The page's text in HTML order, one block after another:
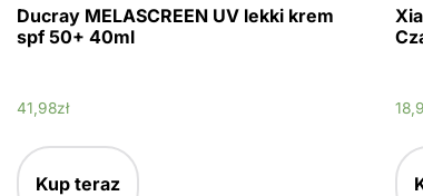
Ducray MELASCREEN UV lekki krem
spf 50+ 40ml
41,98zł
Kup teraz